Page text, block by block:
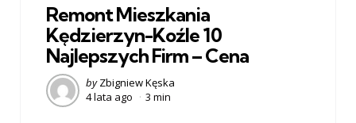
Remont Mieszkania
Kędzierzyn-Koźle 10
Najlepszych Firm – Cena
Posted
by
by Zbigniew Kęska
4 lata ago
3 min